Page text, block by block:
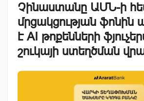
Չինաստանը ԱՄՆ-ի
մրցակցության ֆոնին
է AI թոքենների
շուկայի ստեղծման